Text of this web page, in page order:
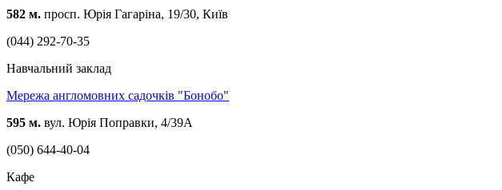
582 м. просп. Юрія Гагаріна, 19/30, Київ
(044) 292-70-35
Навчальний заклад
Мережа англомовних садочків "Бонобо"
595 м. вул. Юрія Поправки, 4/39А
(050) 644-40-04
Кафе